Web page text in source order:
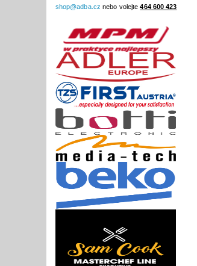
shop@adba.cz nebo volejte464 600 423